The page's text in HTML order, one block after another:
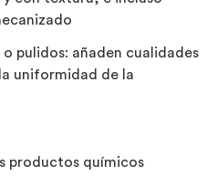
pulidos: añaden cualidades
uniformidad de la
productos químicos